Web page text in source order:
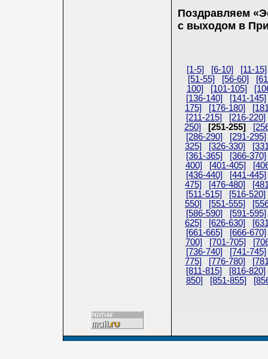
Поздравляем
с выходом в
[1-5] [6-10]
[11-15]
[51-55]
[56-60]
100]
[101-105]
[136-140]
[141-145]
175]
[176-180]
[211-215]
[216-220]
250]
[251-255]
[286-290]
[291-295]
325]
[326-330]
[361-365]
[366-370]
400]
[401-405]
[436-440]
[441-445]
475]
[476-480]
[511-515]
[516-520]
550]
[551-555]
[586-590]
[591-595]
625]
[626-630]
[661-665]
[666-670]
700]
[701-705]
[736-740]
[741-745]
775]
[776-780]
[811-815]
[816-820]
850]
[851-855]